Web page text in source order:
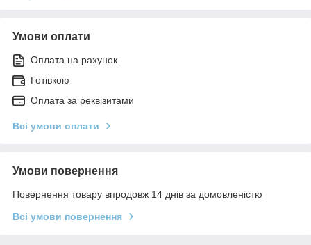
Умови оплати
Оплата на рахунок
Готівкою
Оплата за реквізитами
Всі умови оплати
Умови повернення
Повернення товару впродовж 14 днів за домовленістю
Всі умови повернення